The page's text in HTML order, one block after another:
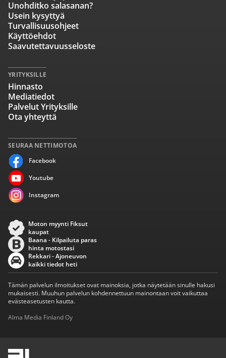
SEURAA NETTIMOTOA
Facebook
Youtube
Instagram
Unohditko salasanan?
Usein kysyttyä
Turvallisuusohjeet
Käyttöehdot
Saavutettavuusseloste
YRITYKSILLE
Hinnasto
Mediatiedot
Palvelut Yrityksille
Ota yhteyttä
Moton myynti Fiksut
kaupat
Baana - Kilpailuta paras
hinta motostasi
Rekkari - Ajoneuvon
kaikki tiedot heti
Tämän palvelun ilmoitukset ovat mainoksia, jotka näytetään sinulle hakusi
mukaisesti. Muuhun palvelun kohdennettuun mainontaan voit vaikuttaa
evästeasetusten kautta.
Alma Media Finland Oy